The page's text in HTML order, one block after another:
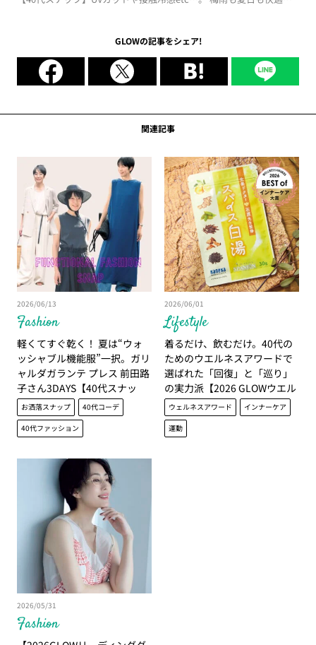
GLOWの記事をシェア!
関連記事
Fashion
2026/06/13
軽くてすぐ乾く！ 夏は“ウォ
ッシャブル機能服”一択。ガリ
ャルダガランテ プレス 前田路
子さん3DAYS【40代スナッ
プ】
お洒落スナップ
40代コーデ
40代ファッション
Lifestyle
2026/06/01
着るだけ、飲むだけ。40代の
ためのウエルネスアワードで
選ばれた「回復」と「巡り」
の実力派【2026 GLOWウエル
ネス大賞発表】
ウェルネスアワード
インナーケア
運動
Fashion
2026/05/31